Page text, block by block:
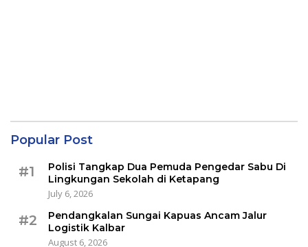
Popular Post
#1
Polisi Tangkap Dua Pemuda Pengedar Sabu Di
Lingkungan Sekolah di Ketapang
July 6, 2026
#2
Pendangkalan Sungai Kapuas Ancam Jalur
Logistik Kalbar
August 6, 2026